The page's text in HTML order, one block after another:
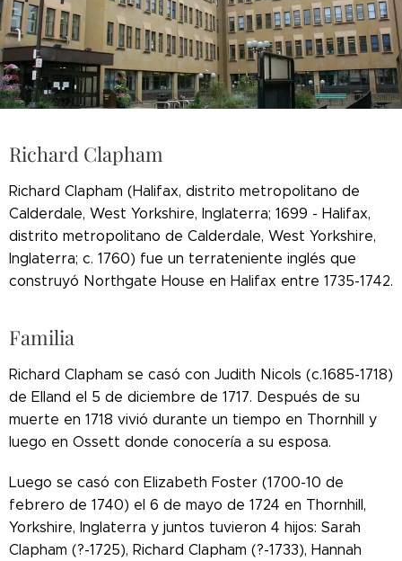
Richard Clapham
Richard Clapham (Halifax, distrito metropolitano de
Calderdale, West Yorkshire, Inglaterra; 1699 - Halifax,
distrito metropolitano de Calderdale, West Yorkshire,
Inglaterra; c. 1760) fue un terrateniente inglés que
construyó Northgate House en Halifax entre 1735-1742.
Familia
Richard Clapham se casó con Judith Nicols (c.1685-1718)
de Elland el 5 de diciembre de 1717. Después de su
muerte en 1718 vivió durante un tiempo en Thornhill y
luego en Ossett donde conocería a su esposa.
Luego se casó con Elizabeth Foster (1700-10 de
febrero de 1740) el 6 de mayo de 1724 en Thornhill,
Yorkshire, Inglaterra y juntos tuvieron 4 hijos: Sarah
Clapham (?-1725), Richard Clapham (?-1733), Hannah